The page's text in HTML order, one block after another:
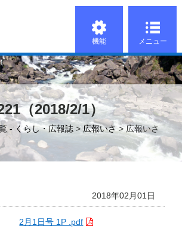
機能 メニュー
（2018/2/1）
- くらし・広報誌 > 広報いさ> 広報いさ
2018年02月01日
2月1日号 1P .pdf